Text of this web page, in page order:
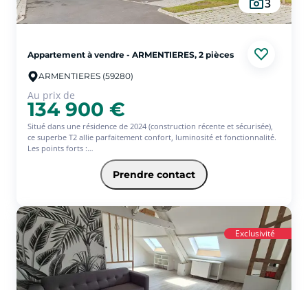
3
Appartement à vendre - ARMENTIERES, 2 pièces
ARMENTIERES (59280)
Au prix de
134 900 €
Situé dans une résidence de 2024 (construction récente et sécurisée),
ce superbe T2 allie parfaitement confort, luminosité et fonctionnalité.
Les points forts :
-État irréprochable avec un intérieur 'impeccable' où chaque mètre
- Un balcon privé pour vos cafés ensoleillés ou vos moments de
-Des dépenses énergétique maitrisées grâce aux matériaux d' isolation
récente .
classe énergétique :C
Charges : 50 euros
140 lots dont 65 logements
Contactez-nous au 0663345189 ou 0320388888 pour visite ou info .
Prendre contact
Exclusivité